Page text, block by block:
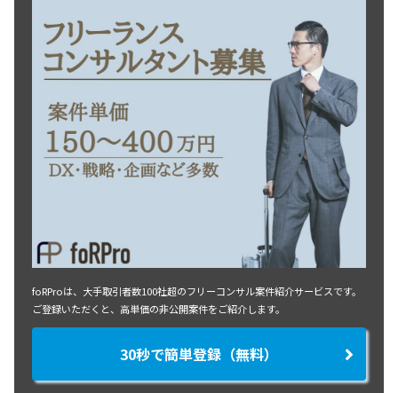
foRProは、大手取引者数100社超のフリーコンサル案件紹介サービスです。
ご登録いただくと、高単価の非公開案件をご紹介します。
30秒で簡単登録（無料）